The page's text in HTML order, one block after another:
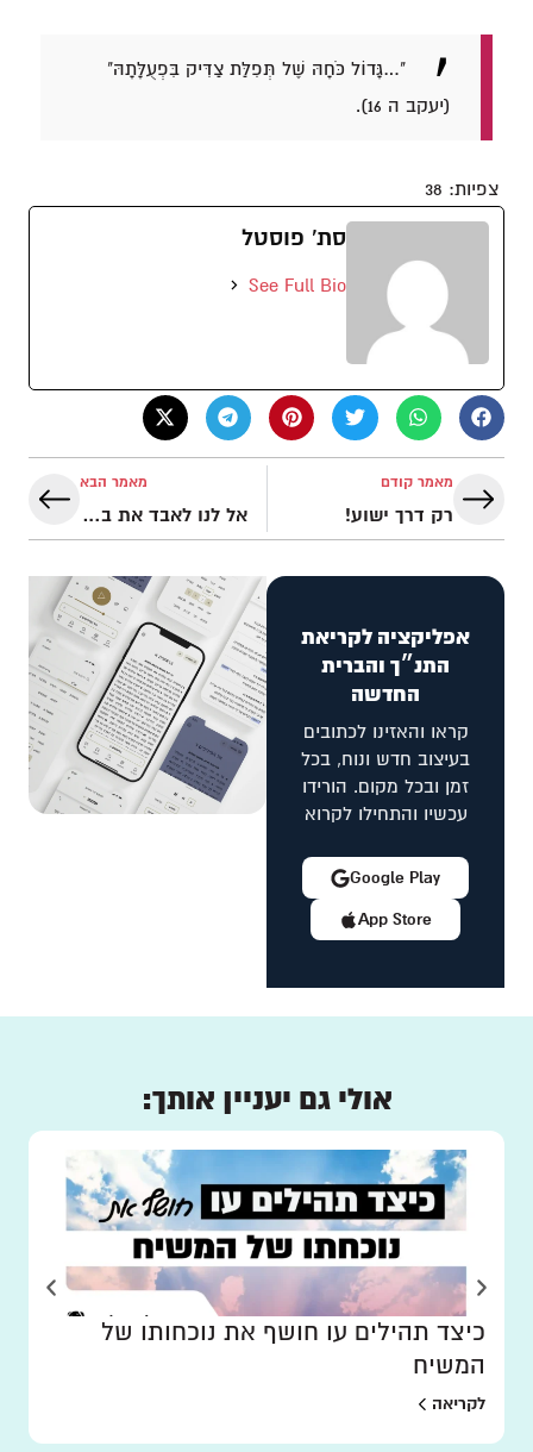
"…גָּדוֹל כֹּחָהּ שֶׁל תְּפִלַּת צַדִּיק בִּפְעֻלָּתָהּ"
(יעקב ה 16).
צפיות: 38
סת' פוסטל
See Full Bio
מאמר קודם
רק דרך ישוע!
מאמר הבא
אל לנו לאבד את בטחוננו באלוהים
אפליקציה לקריאת
התנ״ך והברית
החדשה
קראו והאזינו לכתובים
בעיצוב חדש ונוח, בכל
זמן ובכל מקום. הורידו
עכשיו והתחילו לקרוא
App Store
Google Play
אולי גם יעניין אותך:
כיצד תהילים עו חושף את נוכחותו של
המשיח
לקריאה